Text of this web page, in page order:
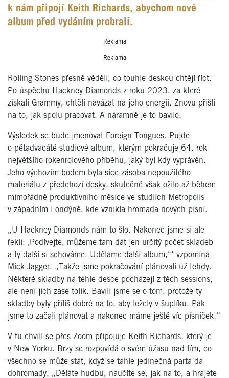
k nám připojí Keith Richards, abychom nové
album před vydáním probrali.
Reklama
Reklama
Rolling Stones přesně věděli, co touhle deskou chtějí říct.
Po úspěchu Hackney Diamonds z roku 2023, za které
získali Grammy, chtěli navázat na jeho energii. Znovu přišli
na to, jak spolu pracovat. A náramně je to bavilo.
Výsledek se bude jmenovat Foreign Tongues. Půjde
o pětadvacáté studiové album, kterým pokračuje 64. rok
největšího rokenrolového příběhu, jaký byl kdy vyprávěn.
Jeho výchozím bodem byla sice zásoba nepoužitého
materiálu z předchozí desky, skutečně však ožilo až během
mimořádně produktivního měsíce ve studiích Metropolis
v západním Londýně, kde vznikla hromada nových písní.
„U Hackney Diamonds nám to šlo. Nakonec jsme si ale
řekli: ‚Podívejte, můžeme tam dát jen určitý počet skladeb
a ty další si schováme. Uděláme další album,‘“ vzpomíná
Mick Jagger. „Takže jsme pokračování plánovali už tehdy.
Některé skladby na téhle desce pocházejí z těch sessions,
ale není jich zase tolik. Bavili jsme se o tom, protože ty
skladby byly příliš dobré na to, aby ležely v šuplíku. Pak
jsme to začali plánovat a nakonec máme ještě víc písniček.“
V tu chvíli se přes Zoom připojuje Keith Richards, který je
v New Yorku. Brzy se rozpovídá o svém úžasu nad tím, co
všechno se může stát, když se tahle jedinečná parta dá
dohromady. „Děláte hudbu, naučíte se, jak na to, a hrajete